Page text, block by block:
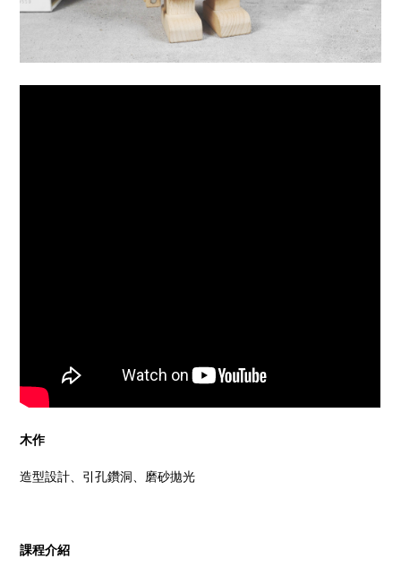
木作
造型設計、引孔鑽洞、磨砂拋光
課程介紹